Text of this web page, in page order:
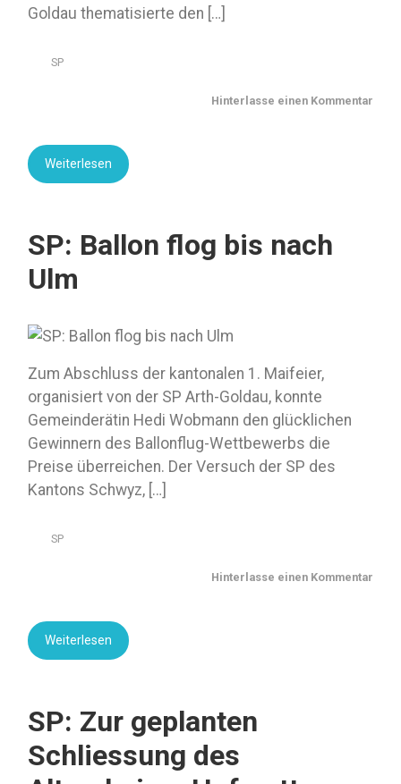
Goldau thematisierte den […]
SP
Hinterlasse einen Kommentar
Weiterlesen
SP: Ballon flog bis nach
Ulm
Zum Abschluss der kantonalen 1. Maifeier,
organisiert von der SP Arth-Goldau, konnte
Gemeinderätin Hedi Wobmann den glücklichen
Gewinnern des Ballonflug-Wettbewerbs die
Preise überreichen. Der Versuch der SP des
Kantons Schwyz, […]
SP
Hinterlasse einen Kommentar
Weiterlesen
SP: Zur geplanten
Schliessung des